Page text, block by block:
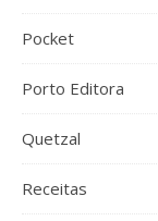
Pocket
Porto Editora
Quetzal
Receitas